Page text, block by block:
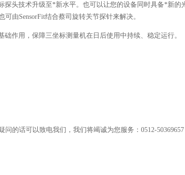
探头技术升级至*新水平。也可以让您的设备同时具备*新的
由SensorFit结合蔡司旋转关节探针来解决。
础作用，保障三坐标测量机在日后使用中持续、稳定运行。
的话可以致电我们，我们将竭诚为您服务： 0512-50369657